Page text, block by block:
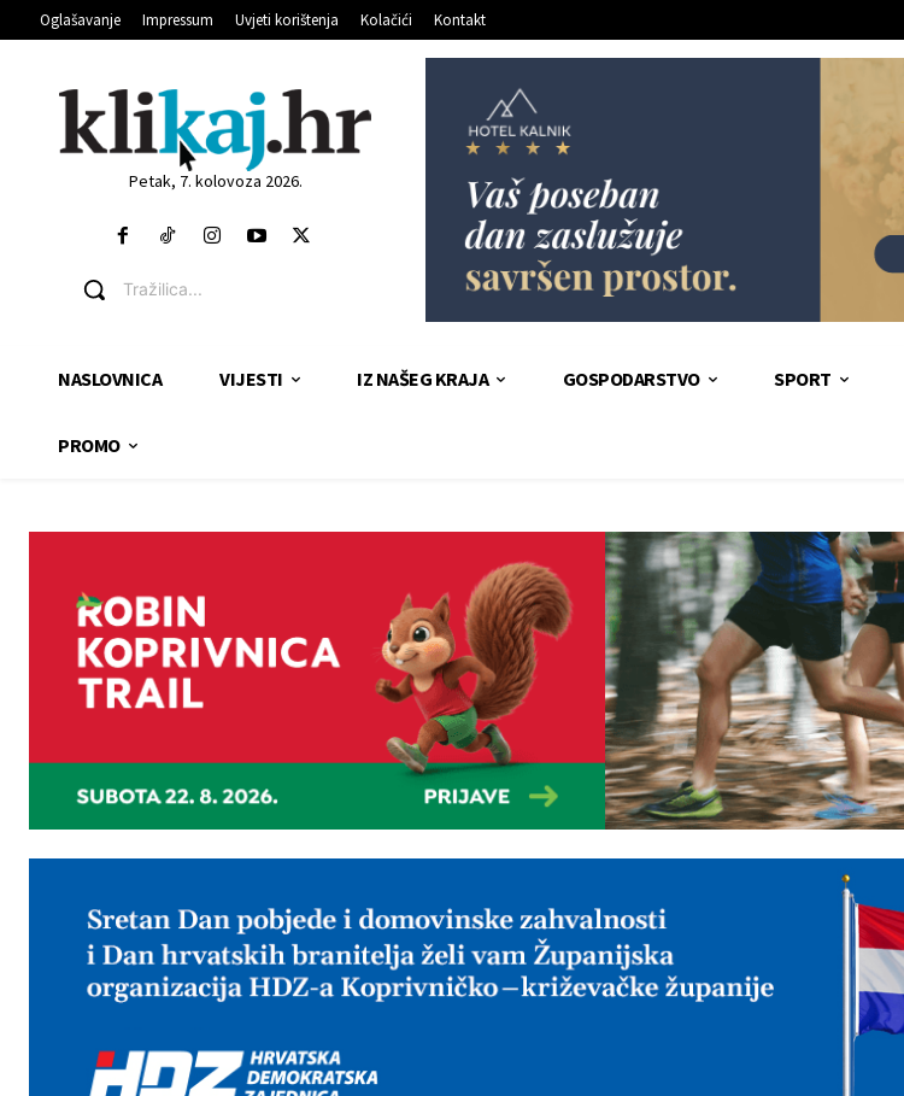
Oglašavanje Impressum Uvjeti korištenja Kolačići Kontakt
Petak, 7. kolovoza 2026.
Tražilica...
NASLOVNICA VIJESTI IZ NAŠEG KRAJA GOSPODARSTVO SPORT
PROMO